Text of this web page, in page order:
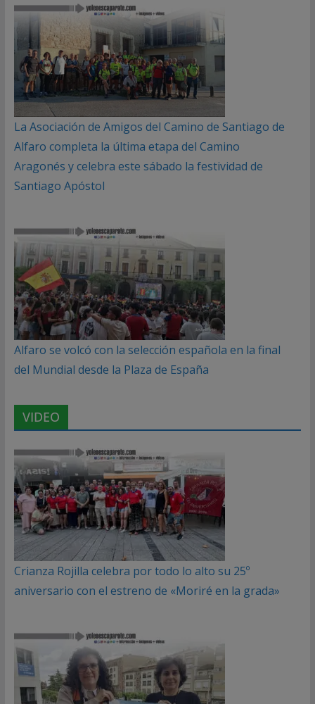
La Asociación de Amigos del Camino de Santiago de
Alfaro completa la última etapa del Camino
Aragonés y celebra este sábado la festividad de
Santiago Apóstol
Alfaro se volcó con la selección española en la final
del Mundial desde la Plaza de España
VIDEO
Crianza Rojilla celebra por todo lo alto su 25º
aniversario con el estreno de «Moriré en la grada»